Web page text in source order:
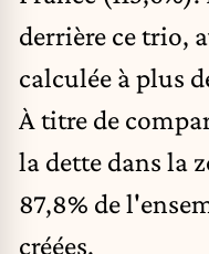
derrière ce trio,
calculée à plus
À titre de
la dette dans la
87,8% de
créées.